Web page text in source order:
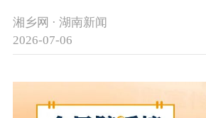
湘乡网 · 湖南新闻
2026-07-06